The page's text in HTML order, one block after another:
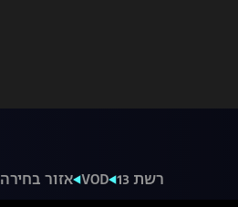
רשת 13 VOD אזור בחירה